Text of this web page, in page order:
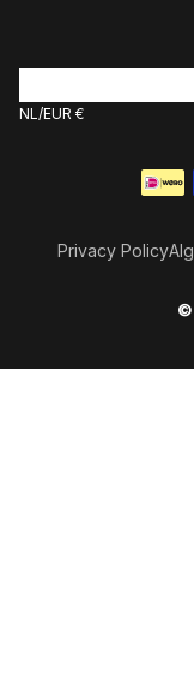
NL EUR €
©
Privacy Policy